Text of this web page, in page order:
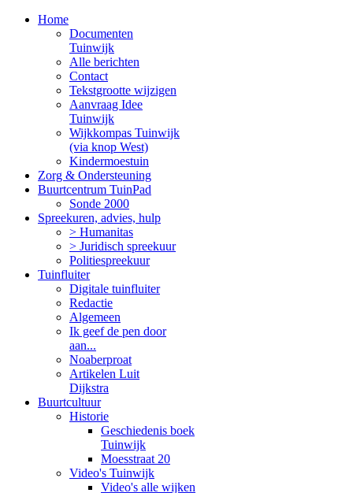
Home
Documenten
Tuinwijk
Alle berichten
Contact
Tekstgrootte wijzigen
Aanvraag Idee
Tuinwijk
Wijkkompas Tuinwijk
(via knop West)
Kindermoestuin
Zorg & Ondersteuning
Buurtcentrum TuinPad
Sonde 2000
Spreekuren, advies, hulp
> Humanitas
> Juridisch spreekuur
Politiespreekuur
Tuinfluiter
Digitale tuinfluiter
Redactie
Algemeen
Ik geef de pen door
aan...
Noaberproat
Artikelen Luit
Dijkstra
Buurtcultuur
Historie
Geschiedenis boek
Tuinwijk
Moesstraat 20
Video's Tuinwijk
Video's alle wijken